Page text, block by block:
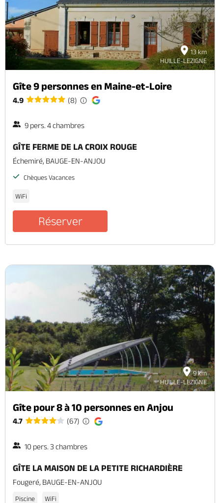
13 km
HUILLE-LEZIGNE
Gîte 9 personnes en Maine-et-Loire
4.9 (8)
9 pers. 4 chambres
GÎTE FERME DE LA CROIX ROUGE
Échemiré, BAUGE-EN-ANJOU
Chèques Vacances
WiFi
Réserver
9 km
HUILLE-LEZIGNE
Gîte pour 8 à 10 personnes en Anjou
4.7 (67)
10 pers. 3 chambres
GÎTE LA MAISON DE LA PETITE RICHARDIÈRE
Fougeré, BAUGE-EN-ANJOU
Piscine WiFi